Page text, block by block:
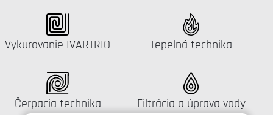
Katalógus:
Vykurovanie IVARTRIO Katalógus:
Tepelná technika
Katalógus:
Čerpacia technika Katalógus:
Filtrácia a úprava vody